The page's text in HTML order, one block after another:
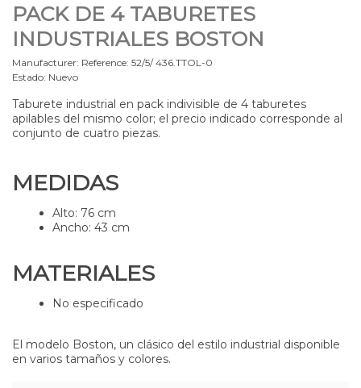
PACK DE 4 TABURETES
INDUSTRIALES BOSTON
Manufacturer: Reference: 52/5/ 436.TTOL-0
Estado: Nuevo
Taburete industrial en pack indivisible de 4 taburetes
apilables del mismo color; el precio indicado corresponde al
conjunto de cuatro piezas.
MEDIDAS
Alto: 76 cm
Ancho: 43 cm
MATERIALES
No especificado
El modelo Boston, un clásico del estilo industrial disponible
en varios tamaños y colores.